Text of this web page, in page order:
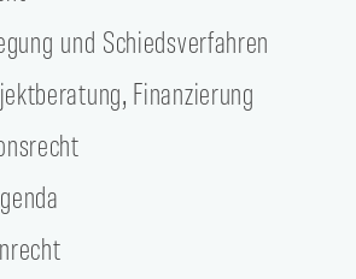
und Schiedsverfahren
Finanzierung